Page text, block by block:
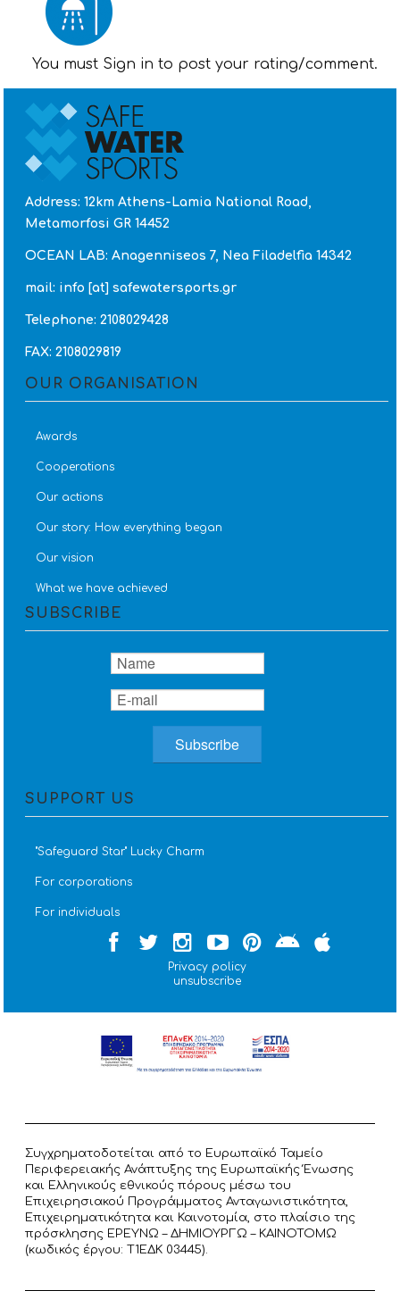
You must Sign in to post your rating/comment.
Address: 12km Athens-Lamia National Road,
Metamorfosi GR 14452
OCEAN LAB: Anagenniseos 7, Nea Filadelfia 14342
mail: info [at] safewatersports.gr
Telephone: 2108029428
FAX: 2108029819
OUR ORGANISATION
Awards
Cooperations
Our actions
Our story: How everything began
Our vision
What we have achieved
SUBSCRIBE
SUPPORT US
''Safeguard Star'' Lucky Charm
For corporations
For individuals
Privacy policy
unsubscribe
Συγχρηματοδοτείται από το Ευρωπαϊκό Ταμείο
Περιφερειακής Ανάπτυξης της Ευρωπαϊκής Ένωσης
και Ελληνικούς εθνικούς πόρους μέσω του
Επιχειρησιακού Προγράμματος Ανταγωνιστικότητα,
Επιχειρηματικότητα και Καινοτομία, στο πλαίσιο της
πρόσκλησης ΕΡΕΥΝΩ – ΔΗΜΙΟΥΡΓΩ – ΚΑΙΝΟΤΟΜΩ
(κωδικός έργου: T1ΕΔΚ 03445).